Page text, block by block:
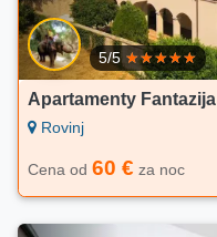
5/5
Apartamenty Fantazija
Rovinj
Cena od 60 € za noc